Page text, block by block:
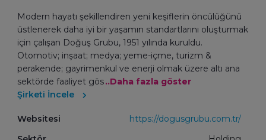
Modern hayatı şekillendiren yeni keşiflerin öncülüğünü
üstlenerek daha iyi bir yaşamın standartlarını oluşturmak
için çalışan Doğuş Grubu, 1951 yılında kuruldu.
Otomotiv; inşaat; medya; yeme-içme, turizm &
perakende; gayrimenkul ve enerji olmak üzere altı ana
sektörde faaliyet gös..Daha fazla göster
Şirketi İncele
Websitesi
https://dogusgrubu.com.tr/